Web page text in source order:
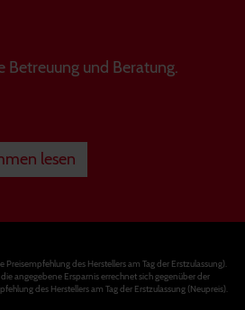
und Beratung.
lesen
des Herstellers am Tag der Erstzulassung).
angegebene Ersparnis errechnet sich gegenüber der
des Herstellers am Tag der Erstzulassung (Neupreis).